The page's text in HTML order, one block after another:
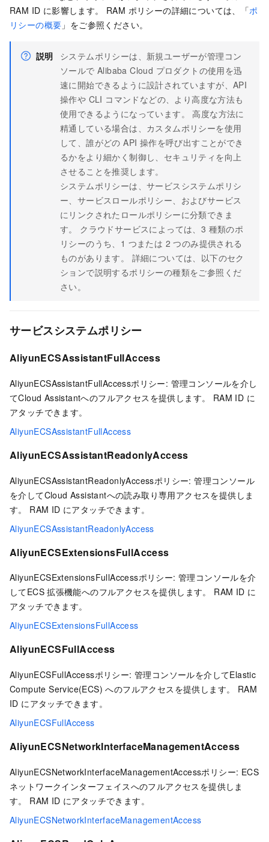
RAM ID に影響します。 RAM ポリシーの詳細については、「ポ
リシーの概要 」をご参照ください。
説明
システムポリシーは、新規ユーザーが管理コン
ソールで Alibaba Cloud プロダクトの使用を迅
速に開始できるように設計されていますが、API
操作や CLI コマンドなどの、より高度な方法も
使用できるようになっています。 高度な方法に
精通している場合は、カスタムポリシーを使用
して、誰がどの API 操作を呼び出すことができ
るかをより細かく制御し、セキュリティを向上
させることを推奨します。
システムポリシーは、サービスシステムポリシ
ー、サービスロールポリシー、およびサービス
にリンクされたロールポリシーに分類できま
す。 クラウドサービスによっては、3 種類のポ
リシーのうち、1 つまたは 2 つのみ提供される
ものがあります。 詳細については、以下のセク
ションで説明するポリシーの種類をご参照くだ
さい。
サービスシステムポリシー
AliyunECSAssistantFullAccess
AliyunECSAssistantFullAccessポリシー: 管理コンソールを介し
てCloud Assistantへのフルアクセスを提供します。 RAM ID に
アタッチできます。
AliyunECSAssistantFullAccess
AliyunECSAssistantReadonlyAccess
AliyunECSAssistantReadonlyAccessポリシー: 管理コンソール
を介してCloud Assistantへの読み取り専用アクセスを提供しま
す。 RAM ID にアタッチできます。
AliyunECSAssistantReadonlyAccess
AliyunECSExtensionsFullAccess
AliyunECSExtensionsFullAccessポリシー: 管理コンソールを介
してECS 拡張機能へのフルアクセスを提供します。 RAM ID に
アタッチできます。
AliyunECSExtensionsFullAccess
AliyunECSFullAccess
AliyunECSFullAccessポリシー: 管理コンソールを介してElastic
Compute Service(ECS) へのフルアクセスを提供します。 RAM
ID にアタッチできます。
AliyunECSFullAccess
AliyunECSNetworkInterfaceManagementAccess
AliyunECSNetworkInterfaceManagementAccessポリシー: ECS
ネットワークインターフェイスへのフルアクセスを提供しま
す。 RAM ID にアタッチできます。
AliyunECSNetworkInterfaceManagementAccess